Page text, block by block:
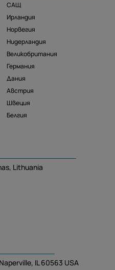
САЩ
Ирландия
Норвегия
Нидерландия
Великобритания
Германия
Дания
Австрия
Швеция
Белгия
Lithuania
IL 60563 USA